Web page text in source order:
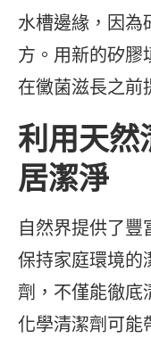
水槽邊緣，因為
方。用新的矽膠
在黴菌滋長之前
利用天然
居潔淨
自然界提供了
保持家庭環境的
劑，不僅能徹底
化學清潔劑可能